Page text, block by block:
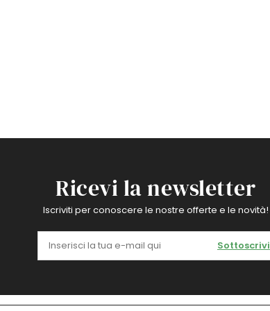
Ricevi la newsletter
Iscriviti per conoscere le nostre offerte e le novità!
Sottoscrivi